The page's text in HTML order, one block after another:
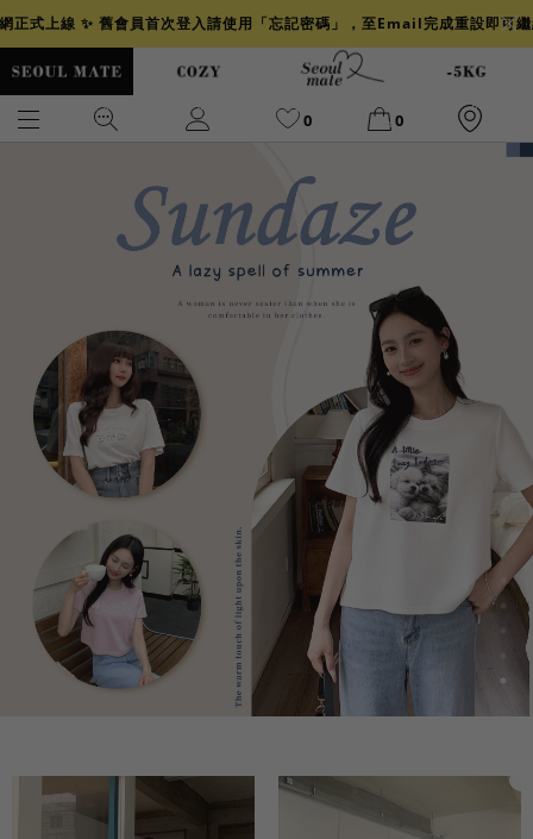
正式上線 ✨ 舊會員首次登入請使用「忘記密碼」，至Email完成重設即可
0 0
背心
透膚 小香 牛仔
襯衫 褲裙 冰感
涼感